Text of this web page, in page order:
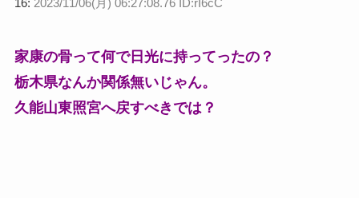
家康の骨って何で日光に持ってったの？
栃木県なんか関係無いじゃん。
久能山東照宮へ戻すべきでは？